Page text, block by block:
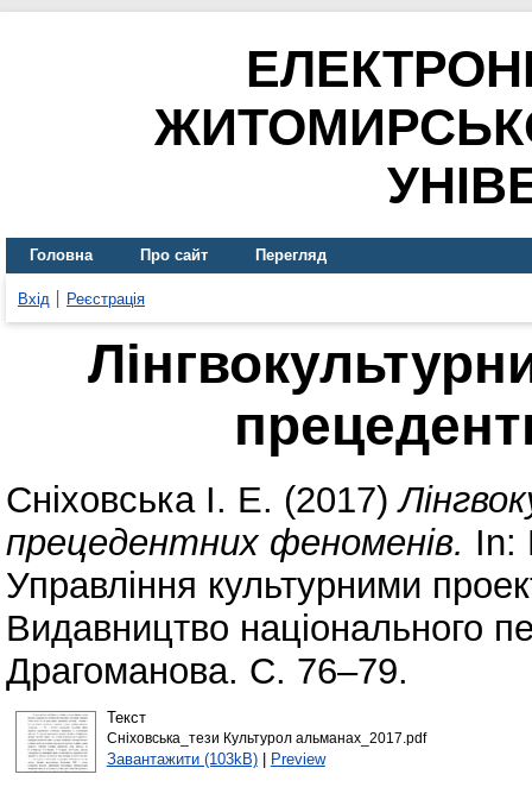
Головна Про сайт Перегляд
Вхід Реєстрація
Сніховська І. Е. (2017)
прецедентних феноменів. In:
Управління культурними
Видавництво національного
Драгоманова. С. 76–79.
Текст
Сніховська_тези Культурол альманах_2017.pdf
Завантажити (103kB)| Preview